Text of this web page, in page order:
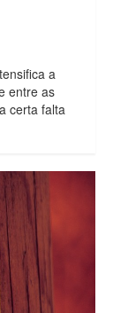
a
entre as
certa falta